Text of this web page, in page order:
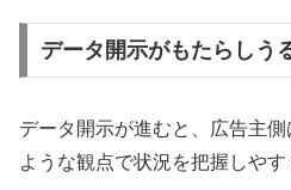
データ開示がもたらしう
データ開示が進むと、広告主
ような観点で状況を把握しやす